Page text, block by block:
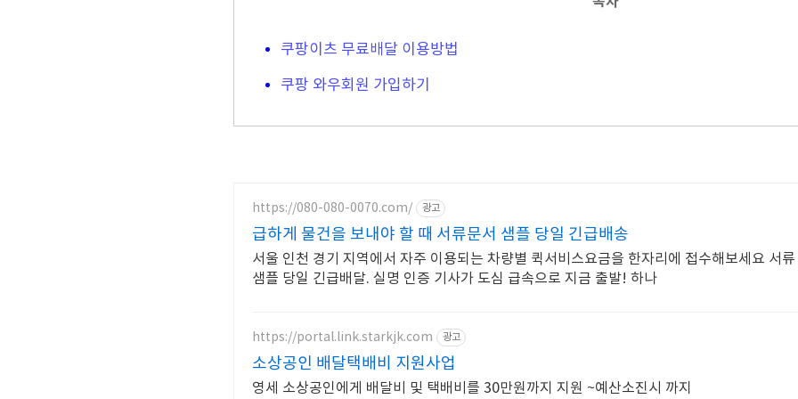
쿠팡이츠 무료배달 이용방법
쿠팡 와우회원 가입하기
https://080-080-0070.com/ 광고
급하게 물건을 보내야 할 때 서류문서 샘플 당일 긴급배송
서울 인천 경기 지역에서 자주 이용되는 차량별 퀵서비스요금을 한자리에 접수해보세요 서
샘플 당일 긴급배달. 실명 인증 기사가 도심 급속으로 지금 출발! 하나
https://portal.link.starkjk.com 광고
소상공인 배달택배비 지원사업
영세 소상공인에게 배달비 및 택배비를 30만원까지 지원 ~예산소진시 까지